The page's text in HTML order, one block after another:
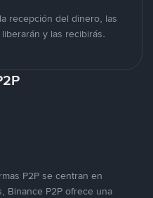
recepción del dinero, las
y las recibirás.
P2P se centran en
Binance P2P ofrece una